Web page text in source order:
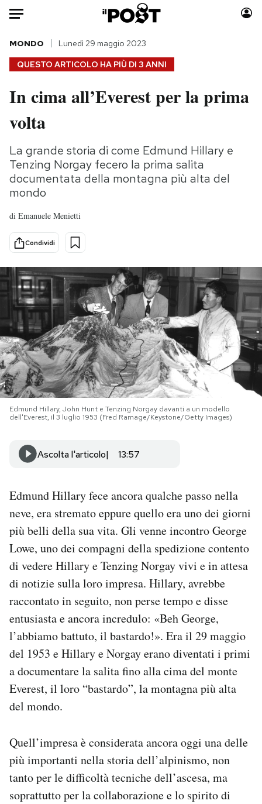
Auto
HOME
Italia
Politica
Tecnologia
Internet
Scienza
Cultura
Economia
Sport
Moda
Storie/Idee
Ok Boomer!
Media
PODCAST
NEWSLETTER
I MIEI PREFERITI
SHOP
Area Personale
Newsletter
Notifiche mobile
Regala il Post
Hai bisogno di aiuto?
Esci
QUESTO ARTICOLO HA PIÙ DI 3 ANNI
MONDO Lunedì 29 maggio 2023
In cima all’Everest per la prima
volta
La grande storia di come Edmund Hillary e
Tenzing Norgay fecero la prima salita
documentata della montagna più alta del
mondo
di Emanuele Menietti
Condividi
Edmund Hillary, John Hunt e Tenzing Norgay davanti a un modello
dell'Everest, il 3 luglio 1953 (Fred Ramage/Keystone/Getty Images)
Ascolta l'articolo 13:57
Edmund Hillary fece ancora qualche passo nella
neve, era stremato eppure quello era uno dei giorni
più belli della sua vita. Gli venne incontro George
Lowe, uno dei compagni della spedizione contento
di vedere Hillary e Tenzing Norgay vivi e in attesa
di notizie sulla loro impresa. Hillary, avrebbe
raccontato in seguito, non perse tempo e disse
entusiasta e ancora incredulo: «Beh George,
l’abbiamo battuto, il bastardo!». Era il 29 maggio
del 1953 e Hillary e Norgay erano diventati i primi
a documentare la salita fino alla cima del monte
Everest, il loro “bastardo”, la montagna più alta
del mondo.
Quell’impresa è considerata ancora oggi una delle
più importanti nella storia dell’alpinismo, non
tanto per le difficoltà tecniche dell’ascesa, ma
soprattutto per la collaborazione e lo spirito di